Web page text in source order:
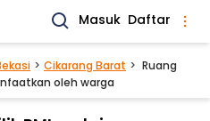
Masuk Daftar
Cikarang Barat
Ruang
oleh warga